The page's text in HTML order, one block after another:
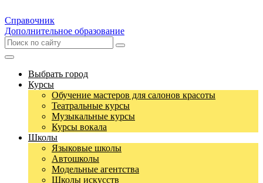
Справочник
Дополнительное образование
Выбрать город
Курсы
Обучение мастеров для салонов красоты
Театральные курсы
Музыкальные курсы
Курсы вокала
Школы
Языковые школы
Автошколы
Модельные агентства
Школы искусств